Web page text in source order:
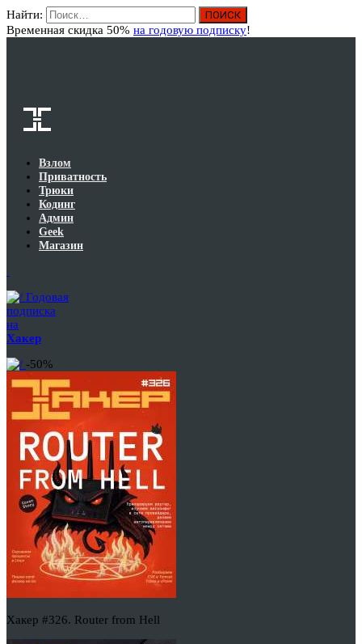
Найти:
Временная скидка 50% на годовую подписку!
Взлом
Приватность
Трюки
Кодинг
Админ
Geek
Магазин
Годовая
подписка
на
Хакер
-50%
Хакер #326. Router from Hell